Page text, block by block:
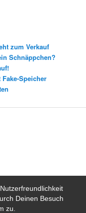
Deinen Besuch
zu.
zum Verkauf
Schnäppchen?
Speicher
WordPress